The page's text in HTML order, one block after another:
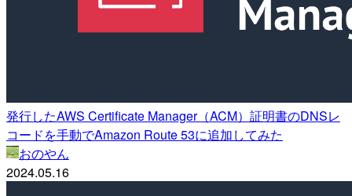
発行したAWS Certificate Manager（ACM）証明書のDNSレ
コードを手動でAmazon Route 53に追加してみた
おのやん
2024.05.16